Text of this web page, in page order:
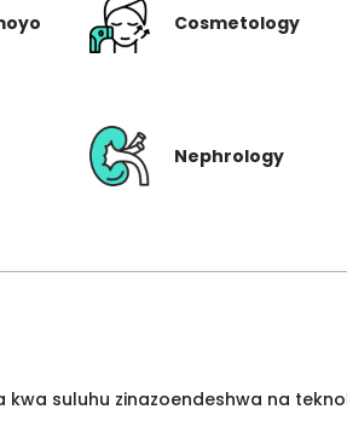
Cosmetology
Nephrology
suluhu zinazoendeshwa na